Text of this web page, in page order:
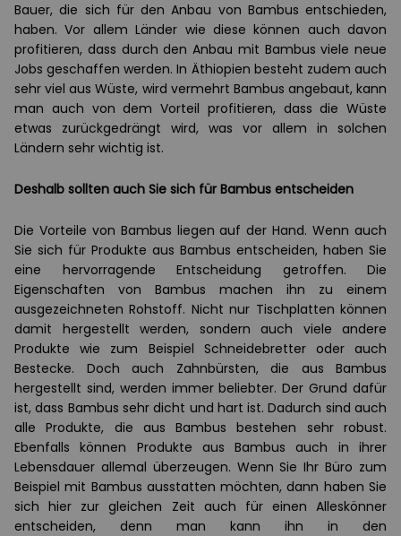
Bauer, die sich für den Anbau von Bambus entschieden,
haben. Vor allem Länder wie diese können auch davon
profitieren, dass durch den Anbau mit Bambus viele neue
Jobs geschaffen werden. In Äthiopien besteht zudem auch
sehr viel aus Wüste, wird vermehrt Bambus angebaut, kann
man auch von dem Vorteil profitieren, dass die Wüste
etwas zurückgedrängt wird, was vor allem in solchen
Ländern sehr wichtig ist.
Deshalb sollten auch Sie sich für Bambus entscheiden
Die Vorteile von Bambus liegen auf der Hand. Wenn auch
Sie sich für Produkte aus Bambus entscheiden, haben Sie
eine hervorragende Entscheidung getroffen. Die
Eigenschaften von Bambus machen ihn zu einem
ausgezeichneten Rohstoff. Nicht nur Tischplatten können
damit hergestellt werden, sondern auch viele andere
Produkte wie zum Beispiel Schneidebretter oder auch
Bestecke. Doch auch Zahnbürsten, die aus Bambus
hergestellt sind, werden immer beliebter. Der Grund dafür
ist, dass Bambus sehr dicht und hart ist. Dadurch sind auch
alle Produkte, die aus Bambus bestehen sehr robust.
Ebenfalls können Produkte aus Bambus auch in ihrer
Lebensdauer allemal überzeugen. Wenn Sie Ihr Büro zum
Beispiel mit Bambus ausstatten möchten, dann haben Sie
sich hier zur gleichen Zeit auch für einen Alleskönner
entscheiden, denn man kann ihn in den